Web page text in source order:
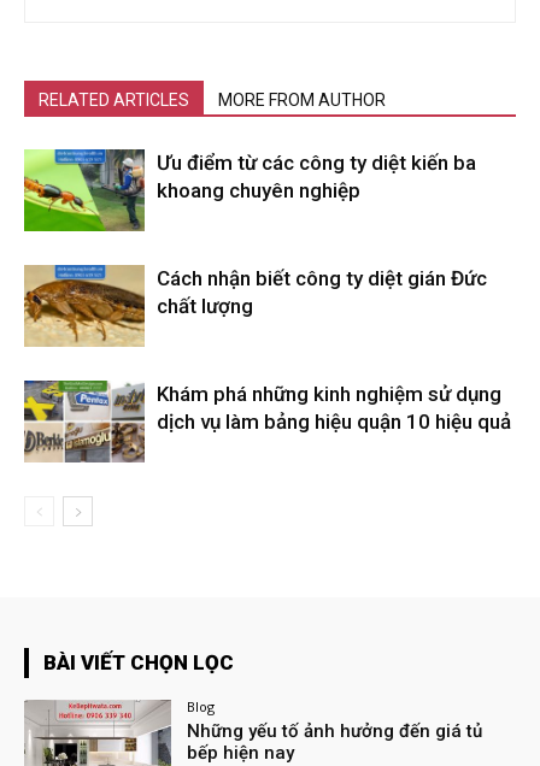
RELATED ARTICLES MORE FROM AUTHOR
Ưu điểm từ các công ty diệt kiến ba
khoang chuyên nghiệp
Cách nhận biết công ty diệt gián Đức
chất lượng
Khám phá những kinh nghiệm sử dụng
dịch vụ làm bảng hiệu quận 10 hiệu quả
BÀI VIẾT CHỌN LỌC
Blog
Những yếu tố ảnh hưởng đến giá tủ
bếp hiện nay